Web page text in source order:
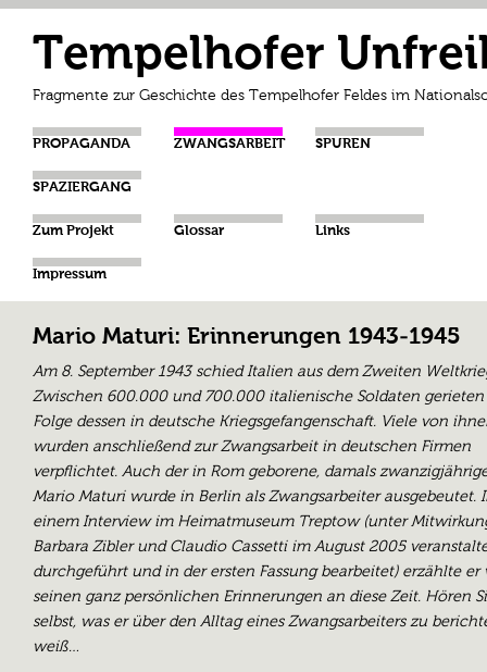
Tempelhofer
Fragmente zur Geschichte des Tempelhofer Feldes im
PROPAGANDA ZWANGSARBEIT SPUREN
SPAZIERGANG
Zum Projekt Glossar Links
Impressum
Mario Maturi: Erinnerungen 1943-1945
Am 8. September 1943 schied Italien aus dem Zweiten
Zwischen 600.000 und 700.000 italienische Soldaten
Folge dessen in deutsche Kriegsgefangenschaft. Viele von
wurden anschließend zur Zwangsarbeit in deutschen Firmen
verpflichtet. Auch der in Rom geborene, damals
Mario Maturi wurde in Berlin als Zwangsarbeiter ausgebeutet.
einem Interview im Heimatmuseum Treptow (unter
Barbara Zibler und Claudio Cassetti im August 2005
durchgeführt und in der ersten Fassung bearbeitet) erzählte er
seinen ganz persönlichen Erinnerungen an diese Zeit. Hören
selbst, was er über den Alltag eines Zwangsarbeiters zu
weiß…